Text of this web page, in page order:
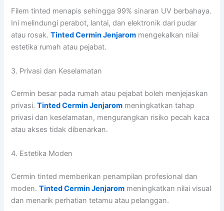
Filem tinted menapis sehingga 99% sinaran UV berbahaya.
Ini melindungi perabot, lantai, dan elektronik dari pudar
atau rosak.Tinted Cermin Jenjarom mengekalkan nilai
estetika rumah atau pejabat.
3. Privasi dan Keselamatan
Cermin besar pada rumah atau pejabat boleh menjejaskan
privasi.Tinted Cermin Jenjarom meningkatkan tahap
privasi dan keselamatan, mengurangkan risiko pecah kaca
atau akses tidak dibenarkan.
4. Estetika Moden
Cermin tinted memberikan penampilan profesional dan
moden.Tinted Cermin Jenjarom meningkatkan nilai visual
dan menarik perhatian tetamu atau pelanggan.